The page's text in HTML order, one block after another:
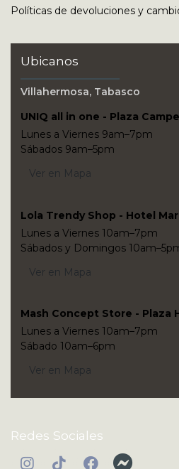
Políticas de devoluciones y
Ubicanos
Villahermosa, Tabasco
UNIQ all in one - Plaza
Lunes a Viernes 9am–7pm
Sábados 9am–5pm
Ver en Mapa
Lola Trendy Shop - Hotel
Lunes a Viernes 10am–7pm
Sábados y Domingos
Ver en Mapa
Mash Concept Store - Plaza
Lunes a Viernes 10am–7pm
Sábado 10am–6pm
Ver en Mapa
Redes Sociales